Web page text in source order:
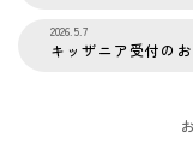
2026.5.7
キッザニア受付の